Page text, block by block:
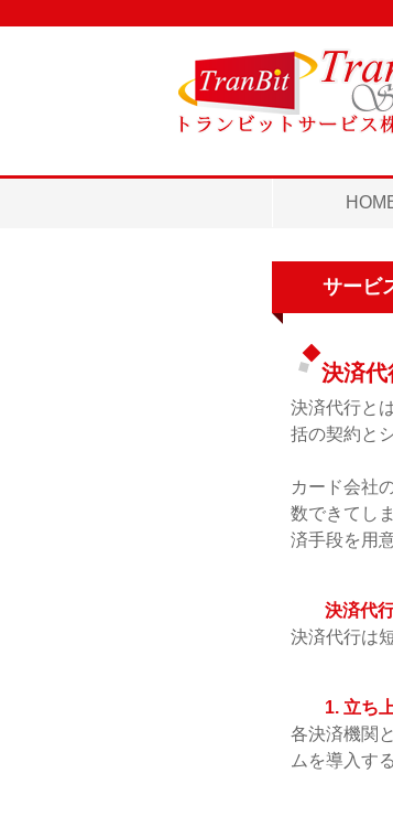
サービ
決済代
決済代行と
括の契約と
カード会社
数できてし
済手段を用
決済代
決済代行は
1. 立ち
各決済機関
ムを導入す